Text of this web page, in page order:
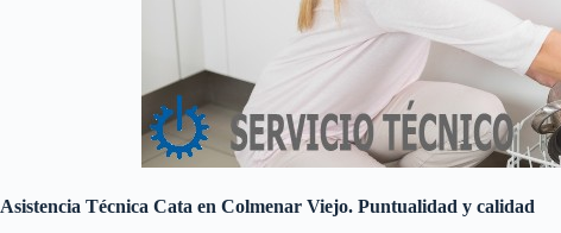
Asistencia Técnica Cata en Colmenar Viejo. Puntualidad y calidad